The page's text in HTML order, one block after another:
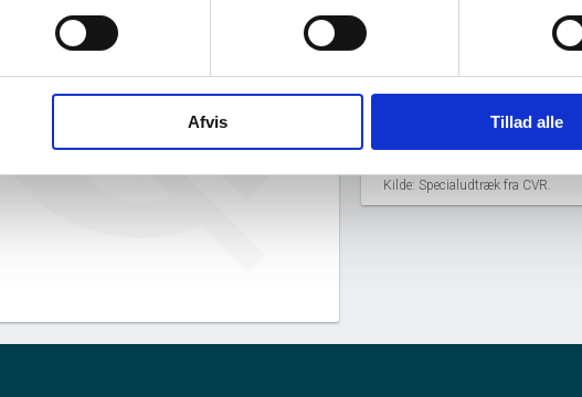
Afvis Tillad alle
SkotSenior har ingen
datterselskaber.
Kilde: Specialudtræk fra CVR.